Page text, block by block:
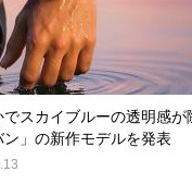
スカイブルーの透明感が
」の新作モデルを発表